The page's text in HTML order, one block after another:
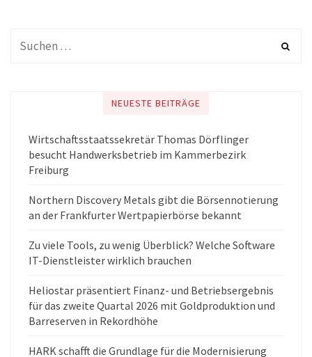
NEUESTE BEITRÄGE
Wirtschaftsstaatssekretär Thomas Dörflinger
besucht Handwerksbetrieb im Kammerbezirk
Freiburg
Northern Discovery Metals gibt die Börsennotierung
an der Frankfurter Wertpapierbörse bekannt
Zu viele Tools, zu wenig Überblick? Welche Software
IT-Dienstleister wirklich brauchen
Heliostar präsentiert Finanz- und Betriebsergebnis
für das zweite Quartal 2026 mit Goldproduktion und
Barreserven in Rekordhöhe
HARK schafft die Grundlage für die Modernisierung